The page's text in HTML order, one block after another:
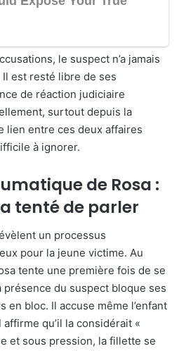
le suspect n’a jamais
est resté libre de ses
de réaction judiciaire
surtout depuis la
lien entre ces deux affaires
à ignorer.
de Rosa :
tenté de parler
un processus
pour la jeune victime. Au
tente une première fois de se
présence du suspect bloque ses
en bloc. Il accuse même l’enfant
affirme qu’il la considérait «
et sous pression, la fillette se